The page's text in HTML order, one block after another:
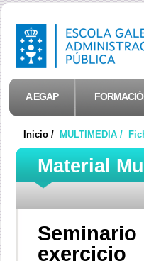
A EGAP
Inicio / MULTIMEDIA /
Material